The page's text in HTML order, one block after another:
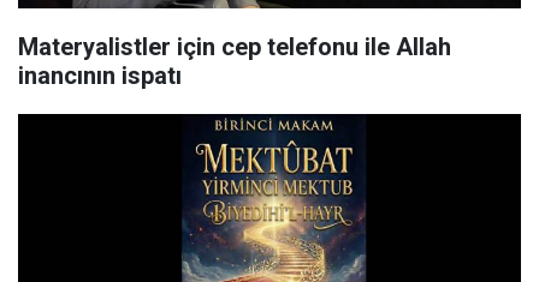
Materyalistler için cep telefonu ile Allah
inancının ispatı